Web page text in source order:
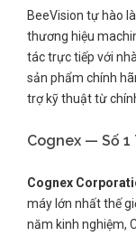
BeeVision tự hào là
thương hiệu
tác trực tiếp với
sản phẩm chính
trợ kỹ thuật từ
Cognex — Số 1
Cognex
máy lớn nhất thế
năm kinh nghiệm,